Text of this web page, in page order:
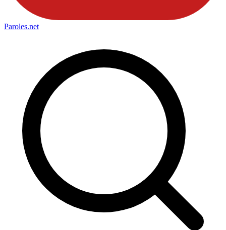
Paroles.net